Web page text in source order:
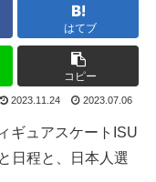
はてブ
コピー
2023.11.24 2023.07.06
ギュアスケートISU
日程と、日本人選